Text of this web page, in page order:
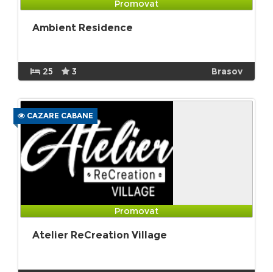
Promovat
Ambient Residence
25 3 Brasov
CAZARE CABANE
Promovat
Atelier ReCreation Village